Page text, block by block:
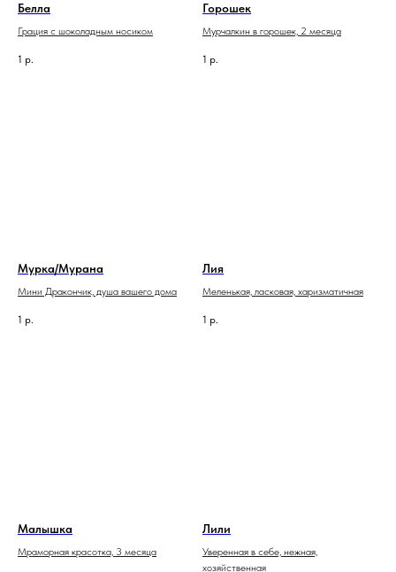
Белла
Грация с шоколадным носиком
1 р.
Горошек
Мурчалкин в горошек, 2 месяца
1 р.
Мурка/Мурана
Мини Дракончик, душа вашего дома
1 р.
Лия
Меленькая, ласковая, харизматичная
1 р.
Малышка
Мраморная красотка, 3 месяца
Лили
Уверенная в себе, нежная,
хозяйственная